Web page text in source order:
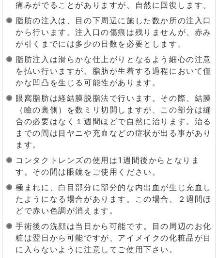
痛みがでることがありますが、自然に回復します。
脂肪の注入は、目の下周辺に施した数か所の注入口
から行います。注入口の傷痕は残りませんが、赤み
が引くまでには多少の日数を必要とします。
脂肪注入は滑らかな仕上がりとなるよう細心の注意
を払い行いますが、脂肪が生着する過程において僅
かな凹凸を生じる可能性があります。
眼窩脂肪は経結膜脱脂法で行います。その際、結膜
（瞼の裏側）を数ミリ切開しますが、この部分は縫
合の必要はなく１週間ほどで自然に治ります。治る
までの間は目ヤニや充血などの症状が出る事があり
ます。
コンタクトレンズの使用は1週間後からとなりま
す。その間は眼鏡をご使用ください。
極まれに、白目部分に部分的な内出血が生じ充血し
たようになる場合があります。この場合、２週間ほ
どで赤い色調が消えます。
手術後の洗顔は当日から可能です。目の周辺のお化
粧は翌日から可能ですが、アイメイクの化粧品が目
に入らないように注意してご使用下さい。